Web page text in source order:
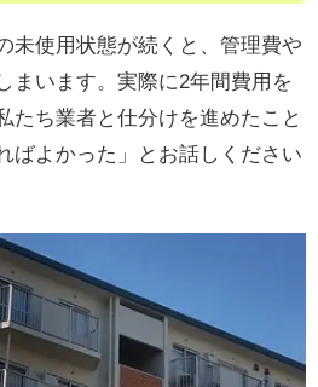
未使用状態が続くと、管理費や
まいます。実際に2年間費用を
たち業者と仕分けを進めたこと
ばよかった」とお話しください